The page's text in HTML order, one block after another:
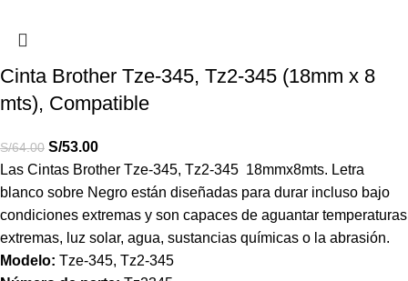
Cinta Brother Tze-345, Tz2-345 (18mm x 8
mts), Compatible
S/64.00 S/53.00
Las Cintas Brother Tze-345, Tz2-345 18mmx8mts. Letra
blanco sobre Negro están diseñadas para durar incluso bajo
condiciones extremas y son capaces de aguantar temperaturas
extremas, luz solar, agua, sustancias químicas o la abrasión.
Modelo: Tze-345, Tz2-345